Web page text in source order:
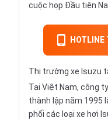
cuộc họp Đầu tiên
Thị trường xe Isuzu
Tại Việt Nam, công
thành lập năm 1995
phối các loại xe hơi